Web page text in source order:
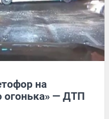
на
огонька» — ДТП